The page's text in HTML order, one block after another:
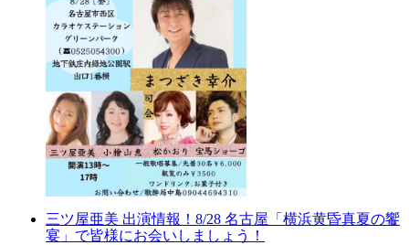
三ツ屋亜美 出演情報！8/28 名古屋「横浜黄昏真夏の饗
宴」で皆様にお会いしましょう！